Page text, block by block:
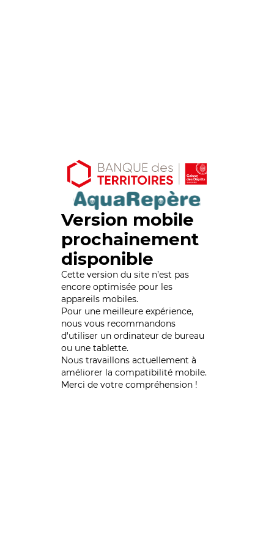
Version mobile
prochainement
disponible
Cette version du site n’est pas
encore optimisée pour les
appareils mobiles.
Pour une meilleure expérience,
nous vous recommandons
d'utiliser un ordinateur de bureau
ou une tablette.
Nous travaillons actuellement à
améliorer la compatibilité mobile.
Merci de votre compréhension !